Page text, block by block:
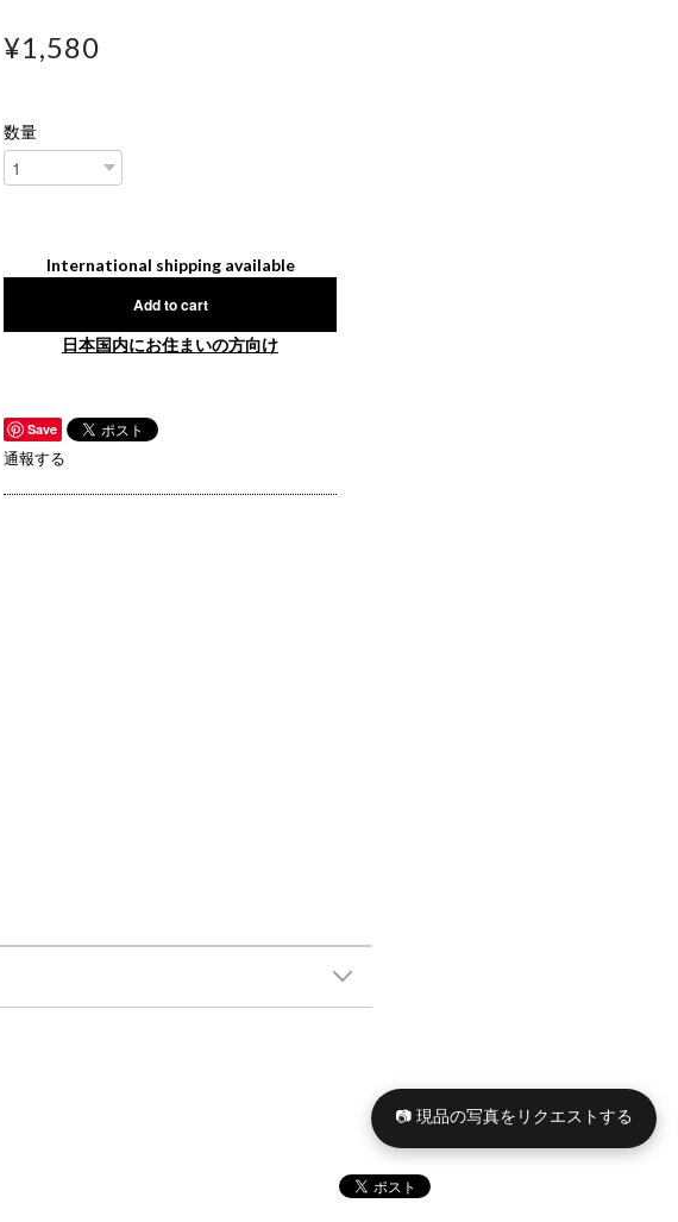
¥1,580
数量
International shipping available
Add to cart
日本国内にお住まいの方向け
Save
通報する
📷 現品の写真をリクエストする